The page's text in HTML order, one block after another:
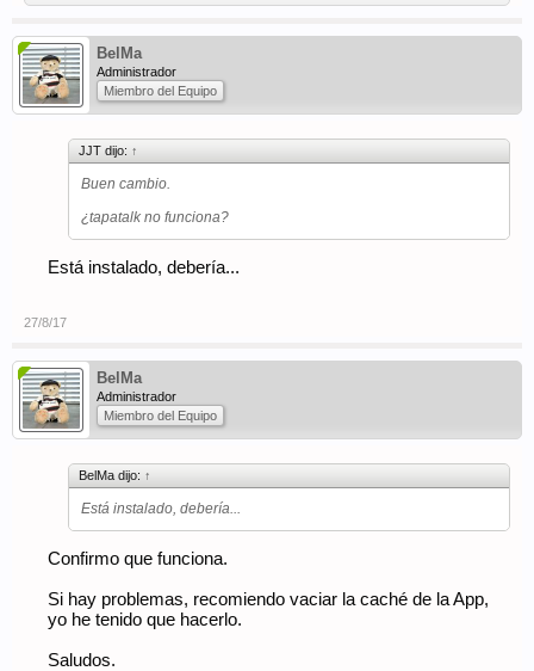
BelMa
Administrador
Miembro del Equipo
JJT dijo: ↑
Buen cambio.
¿tapatalk no funciona?
Está instalado, debería...
27/8/17
BelMa
Administrador
Miembro del Equipo
BelMa dijo: ↑
Está instalado, debería...
Confirmo que funciona.
Si hay problemas, recomiendo vaciar la caché de la App,
yo he tenido que hacerlo.
Saludos.